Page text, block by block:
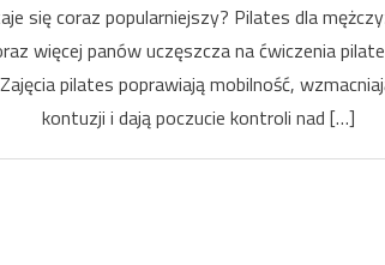
się coraz popularniejszy? Pilates dla
więcej panów uczęszcza na ćwiczenia
pilates poprawiają mobilność,
kontuzji i dają poczucie kontroli nad […]